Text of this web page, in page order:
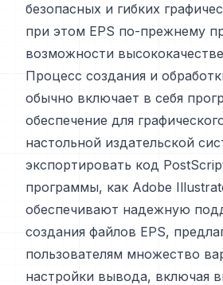
безопасных и гибких
при этом EPS по-прежнему
возможности
Процесс создания и
обычно включает в себя
обеспечение для
настольной издательской
экспортировать код
программы, как Adobe
обеспечивают надежную
создания файлов EPS,
пользователям множество
настройки вывода, включая